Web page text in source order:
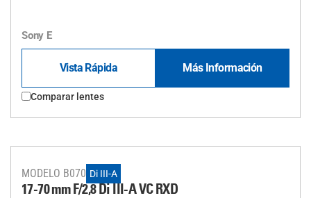
Sony E
Vista Rápida Más Información
Comparar lentes
MODELO B070 Di III-A
17-70 mm F/2,8Di III-AVC RXD